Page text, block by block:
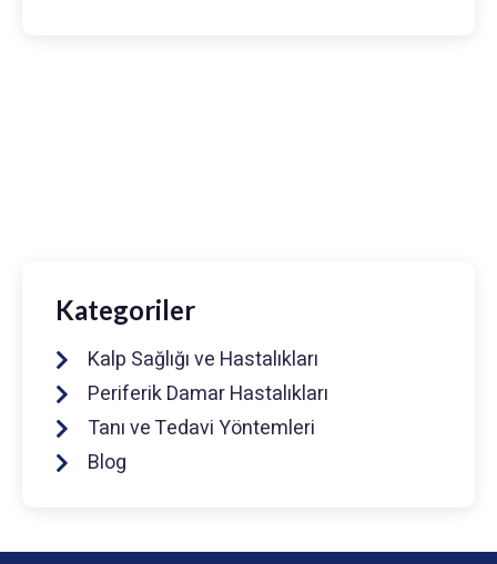
Kategoriler
Kalp Sağlığı ve Hastalıkları
Periferik Damar Hastalıkları
Tanı ve Tedavi Yöntemleri
Blog